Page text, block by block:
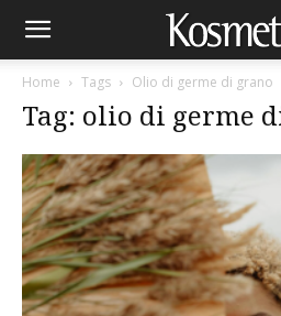
Home Tags Olio di germe di grano
Tag: olio di germe